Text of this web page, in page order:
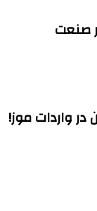
صنعت
واردات موز!